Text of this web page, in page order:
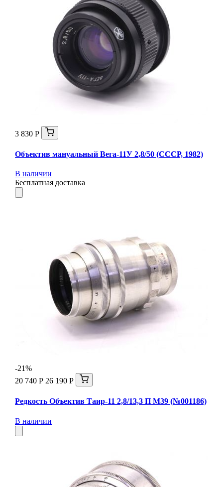
3 830 Р
Объектив мануальный Вега-11У 2,8/50 (СССР, 1982)
В наличии
Бесплатная доставка
-21%
20 740 Р 26 190 Р
Редкость Объектив Таир-11 2,8/13,3 П М39 (№001186)
В наличии